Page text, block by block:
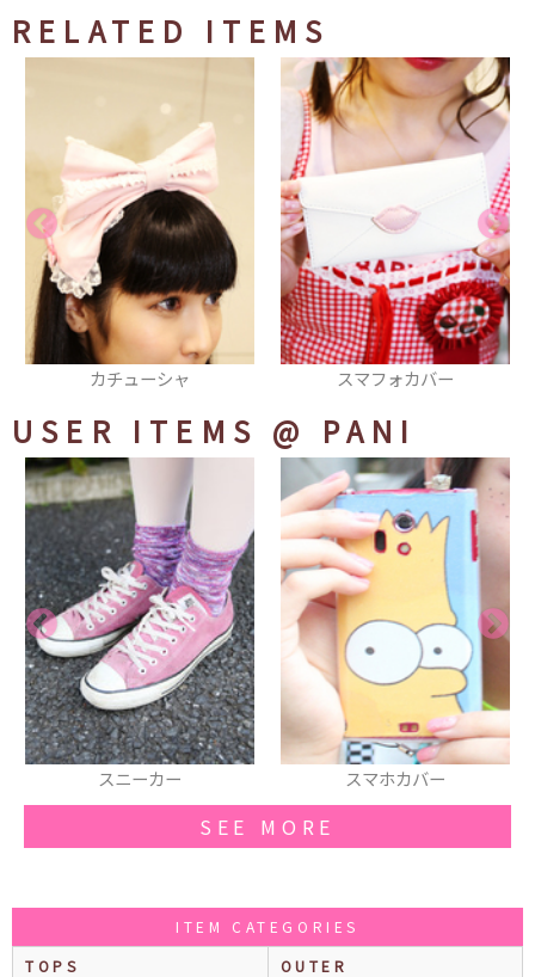
RELATED ITEMS
スマフォカバー ポーチ
USER ITEMS @ PANI
スマホカバー キャップ
SEE MORE
ITEM CATEGORIES
TOPS
OUTER